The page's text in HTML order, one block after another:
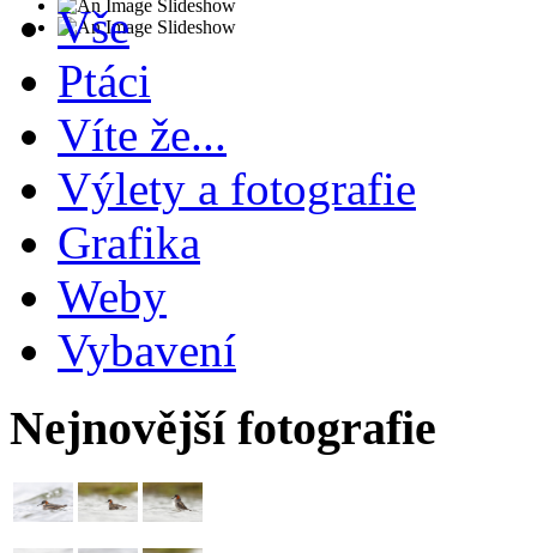
Vše
Ptáci
Víte že...
Výlety a fotografie
Grafika
Weby
Vybavení
Nejnovější fotografie